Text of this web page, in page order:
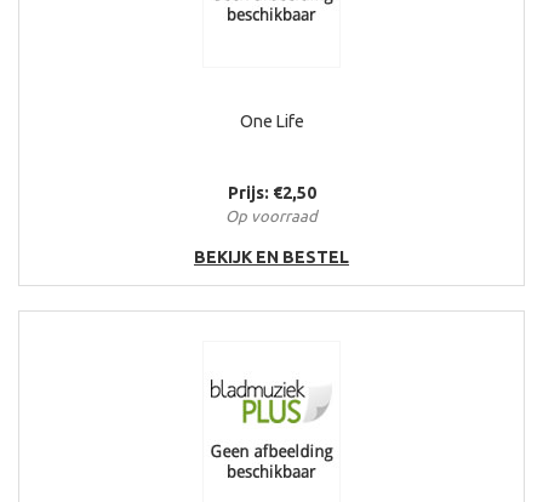
One Life
Prijs: €2,50
Op voorraad
BEKIJK EN BESTEL